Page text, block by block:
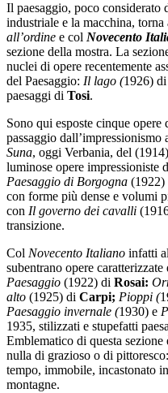
Il paesaggio, poco considerato
industriale e la macchina,
all’ordine e col Novecento
sezione della mostra. La
nuclei di opere recentemente
del Paesaggio: Il lago (1926) di
paesaggi di Tosi.
Sono qui esposte cinque opere
passaggio
Suna, oggi Verbania, del
luminose opere impressioniste
Paesaggio di Borgogna (1922)
con forme più dense e volumi
con Il governo dei cavalli
transizione.
Col Novecento Italiano infatti
subentrano opere
Paesaggio (1922) di Rosai:
alto (1925) di Carpi; Pioppi (
Paesaggio invernale (1930) e
1935, stilizzati e stupefatti
Emblematico di questa sezione
nulla di grazioso o di
tempo, immobile, incastonato
montagne.